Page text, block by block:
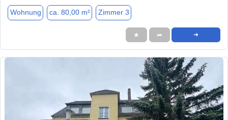
Wohnung ca. 80,00 m² Zimmer 3
★ ➦ ➜